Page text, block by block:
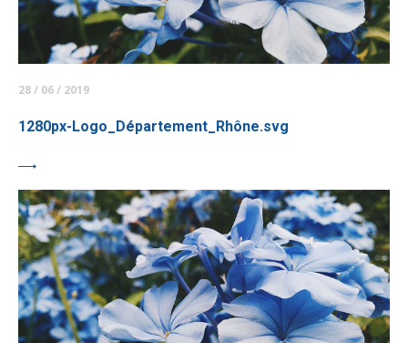
28 / 06 / 2019
1280px-Logo_Département_Rhône.svg